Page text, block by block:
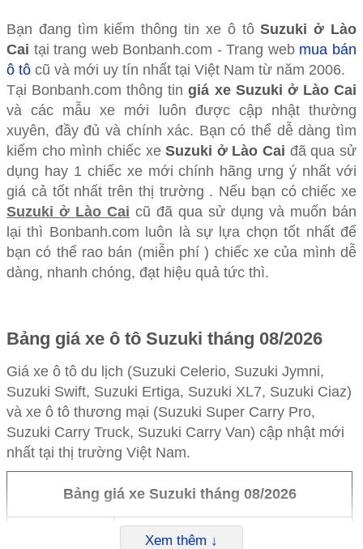
Bạn đang tìm kiếm thông tin xe ô tôSuzuki ở Lào
Cai tại trang web Bonbanh.com - Trang web mua bán
ô tô cũ và mới uy tín nhất tại Việt Nam từ năm 2006.
Tại Bonbanh.com thông tingiá xe Suzuki ở Lào Cai
và các mẫu xe mới luôn được cập nhật thường
xuyên, đầy đủ và chính xác. Bạn có thể dễ dàng tìm
kiếm cho mình chiếc xeSuzuki ở Lào Cai đã qua sử
dụng hay 1 chiếc xe mới chính hãng ưng ý nhất với
giá cả tốt nhất trên thị trường . Nếu bạn có chiếc xe
Suzuki ở Lào Cai cũ đã qua sử dụng và muốn bán
lại thì Bonbanh.com luôn là sự lựa chọn tốt nhất để
bạn có thể rao bán (miễn phí ) chiếc xe của mình dễ
dàng, nhanh chóng, đạt hiệu quả tức thì.
Bảng giá xe ô tô Suzuki tháng 08/2026
Giá xe ô tô du lịch (Suzuki Celerio, Suzuki Jymni,
Suzuki Swift, Suzuki Ertiga, Suzuki XL7, Suzuki Ciaz)
và xe ô tô thương mại (Suzuki Super Carry Pro,
Suzuki Carry Truck, Suzuki Carry Van) cập nhật mới
nhất tại thị trường Việt Nam.
Bảng giá xe Suzuki tháng 08/2026
Giá niêm yết (VND)
Xem thêm ↓